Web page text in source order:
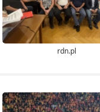
rdn.pl